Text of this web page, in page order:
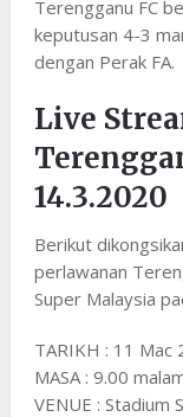
Terengganu FC
keputusan 4-3
dengan Perak FA.
Live
14.3.2020
Berikut
perlawanan
Super Malaysia
TARIKH : 11 Mac
MASA : 9.00
VENUE : Stadium